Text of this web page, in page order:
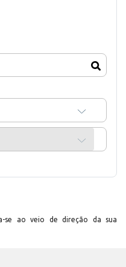
se ao veio de direção da sua